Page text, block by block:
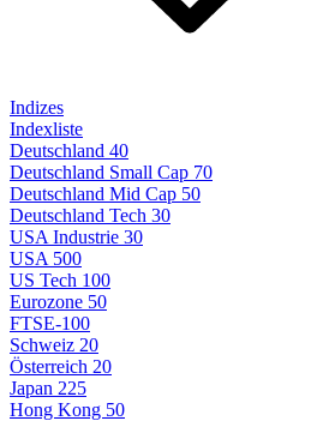
Indizes
Indexliste
Deutschland 40
Deutschland Small Cap 70
Deutschland Mid Cap 50
Deutschland Tech 30
USA Industrie 30
USA 500
US Tech 100
Eurozone 50
FTSE-100
Schweiz 20
Österreich 20
Japan 225
Hong Kong 50